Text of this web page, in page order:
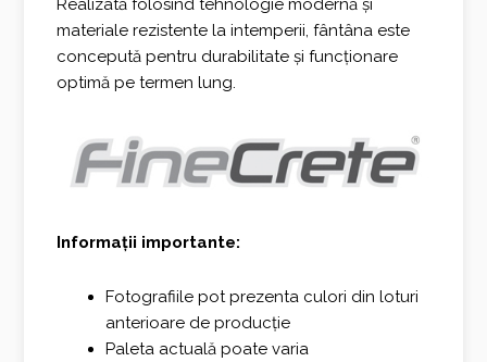
Realizată folosind tehnologie modernă și
materiale rezistente la intemperii, fântâna este
concepută pentru durabilitate și funcționare
optimă pe termen lung.
Informații importante:
Fotografiile pot prezenta culori din loturi
anterioare de producție
Paleta actuală poate varia